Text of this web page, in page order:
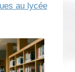
au lycée